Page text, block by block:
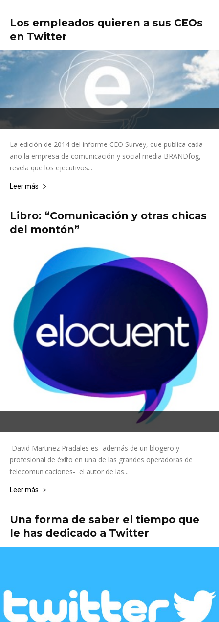
Los empleados quieren a sus CEOs
en Twitter
La edición de 2014 del informe CEO Survey, que publica cada
año la empresa de comunicación y social media BRANDfog,
revela que los ejecutivos...
Leer más
Libro: “Comunicación y otras chicas
del montón”
David Martinez Pradales es -además de un blogero y
profesional de éxito en una de las grandes operadoras de
telecomunicaciones- el autor de las...
Leer más
Una forma de saber el tiempo que
le has dedicado a Twitter